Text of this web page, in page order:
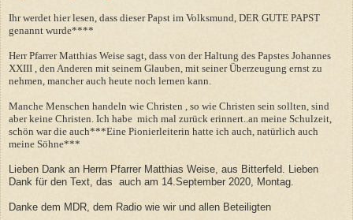
Ihr werdet hier lesen, dass dieser Papst im Volksmund, DER GUTE PAPST
genannt wurde****
Herr Pfarrer Matthias Weise sagt, dass von der Haltung des Papstes Johannes
XXIII , den Anderen mit seinem Glauben, mit seiner Überzeugung ernst zu
nehmen, mancher auch heute noch lernen kann.
Manche Menschen handeln wie Christen , so wie Christen sein sollten, sind
aber keine Christen. Ich habe mich mal zurück erinnert..an meine Schulzeit,
schön war die auch***Eine Pionierleiterin hatte ich auch, natürlich auch
meine Söhne***
Lieben Dank an Herrn Pfarrer Matthias Weise, aus Bitterfeld. Lieben
Dank für den Text, das auch am 14.September 2020, Montag.
Danke dem MDR, dem Radio wie wir und allen Beteiligten